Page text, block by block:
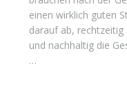
einen wirklich guten
darauf ab,
und nachhaltig die
…